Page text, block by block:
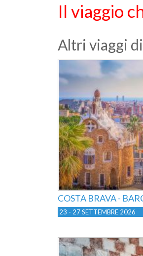
Il viaggio
Altri viaggi
COSTA BRAVA -
23 - 27 SETTEMBRE 2026